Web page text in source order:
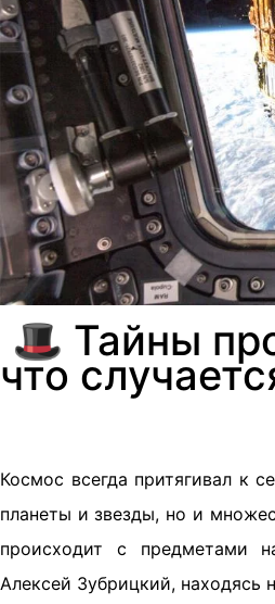
🎩 Тайны
что
Космос всегда притягивал к
планеты и звезды, но и
происходит с предметами
Алексей Зубрицкий, находясь